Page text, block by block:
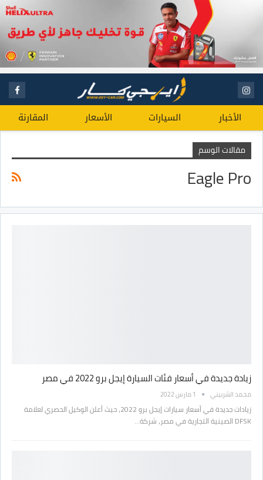
الأخبار السيارات الأسعار المقارنة
مقالات الوسم
Eagle Pro
زيادة جديدة في أسعار فئات السيارة إيجل برو 2022 في مصر
محمد الشربيني 1 مارس 2022
زيادات جديدة في أسعار سيارات إيجل برو 2022، حيث أعلن الوكيل الحصري لعلامة
DFSK الصينية التجارية في مصر، شركة…